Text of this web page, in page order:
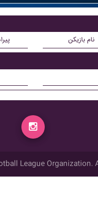
نام بازیکن
League Organization.